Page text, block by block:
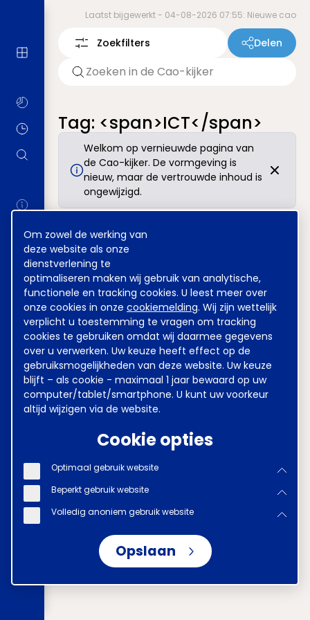
Cookie
melding
Om zowel de werking van
deze website als onze
dienstverlening te
optimaliseren maken wij gebruik van analytische,
functionele en tracking cookies. U leest meer over
onze cookies in onze cookiemelding. Wij zijn wettelijk
verplicht u toestemming te vragen om tracking
cookies te gebruiken omdat wij daarmee gegevens
over u verwerken. Uw keuze heeft effect op de
gebruiksmogelijkheden van deze website. Uw keuze
blijft – als cookie - maximaal 1 jaar bewaard op uw
computer/tablet/smartphone. U kunt uw voorkeur
altijd wijzigen via de website.
Cookie opties
Optimaal gebruik website
Beperkt gebruik website
Volledig anoniem gebruik website
Opslaan
Laatst bijgewerkt - 04-08-2026 07:55: Nieuwe cao
Zoekfilters Delen
Tag: <span>ICT</span>
Welkom op vernieuwde pagina van
de Cao-kijker. De vormgeving is
nieuw, maar de vertrouwde inhoud is
ongewijzigd.
DisclaimerVoorwaarden
Tel070 850 86 00
Website www.awvn.nl